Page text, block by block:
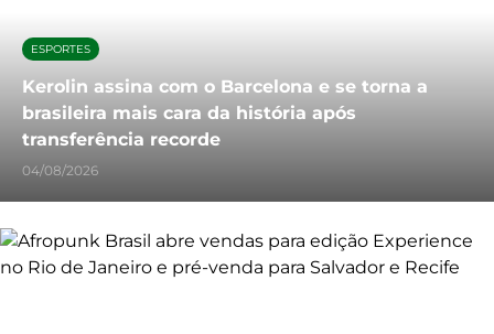
ESPORTES
Kerolin assina com o Barcelona e se torna a
brasileira mais cara da história após
transferência recorde
04/08/2026